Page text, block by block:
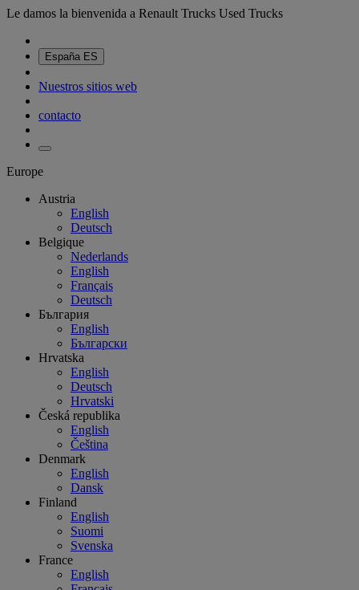
Le damos la bienvenida a Renault Trucks Used Trucks
España ES
Nuestros sitios web
contacto
Europe
Austria
English
Deutsch
Belgique
Nederlands
English
Français
Deutsch
България
English
Български
Hrvatska
English
Deutsch
Hrvatski
Česká republika
English
Čeština
Denmark
English
Dansk
Finland
English
Suomi
Svenska
France
English